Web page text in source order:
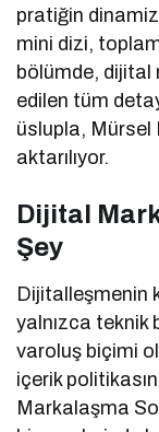
pratiğin
mini dizi,
bölümde, dijital
edilen tüm
üslupla, Mürsel
aktarılıyor.
Dijital
Şey
Dijitalleşmenin
yalnızca teknik
varoluş biçimi
içerik
Markalaşma